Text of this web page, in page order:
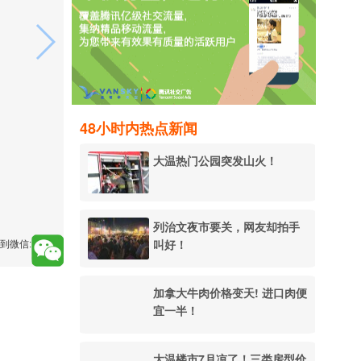
48小时内热点新闻
大温热门公园突发山火！
列治文夜市要关，网友却拍手
叫好！
加拿大牛肉价格变天! 进口肉便
宜一半！
微信: